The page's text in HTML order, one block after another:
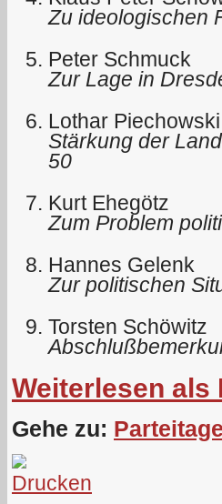
Zu ideologischen
Peter Schmuck
Zur Lage in
Lothar Piechowski
Stärkung der
50
Kurt Ehegötz
Zum Problem
Hannes Gelenk
Zur politischen
Torsten Schöwitz
Weiterlesen als
Gehe zu: